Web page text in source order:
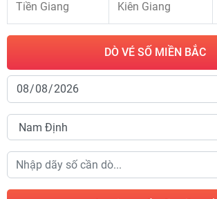
Tiền Giang Kiên Giang
DÒ VÉ SỐ MIỀN BẮC